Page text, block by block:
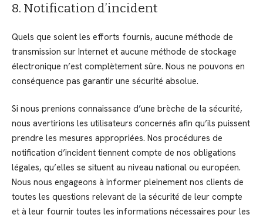
8. Notification d’incident
Quels que soient les efforts fournis, aucune méthode de
transmission sur Internet et aucune méthode de stockage
électronique n’est complètement sûre. Nous ne pouvons en
conséquence pas garantir une sécurité absolue.
Si nous prenions connaissance d’une brèche de la sécurité,
nous avertirions les utilisateurs concernés afin qu’ils puissent
prendre les mesures appropriées. Nos procédures de
notification d’incident tiennent compte de nos obligations
légales, qu’elles se situent au niveau national ou européen.
Nous nous engageons à informer pleinement nos clients de
toutes les questions relevant de la sécurité de leur compte
et à leur fournir toutes les informations nécessaires pour les